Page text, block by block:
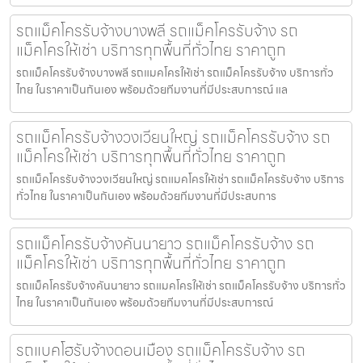
รถแม็คโครรับจ้างบางพลี รถแม็คโครรับจ้าง รถ
แม็คโครให้เช่า บริการทุกพื้นที่ทั่วไทย ราคาถูก
รถแม็คโครรับจ้างบางพลี รถแมคโครให้เช่า รถแม็คโครรับจ้าง บริการทั่ว
ไทย ในราคาเป็นกันเอง พร้อมด้วยทีมงานที่มีประสบการณ์ แล
รถแม็คโครรับจ้างวงเวียนใหญ่ รถแม็คโครรับจ้าง รถ
แม็คโครให้เช่า บริการทุกพื้นที่ทั่วไทย ราคาถูก
รถแม็คโครรับจ้างวงเวียนใหญ่ รถแมคโครให้เช่า รถแม็คโครรับจ้าง บริการ
ทั่วไทย ในราคาเป็นกันเอง พร้อมด้วยทีมงานที่มีประสบการ
รถแม็คโครรับจ้างคันนายาว รถแม็คโครรับจ้าง รถ
แม็คโครให้เช่า บริการทุกพื้นที่ทั่วไทย ราคาถูก
รถแม็คโครรับจ้างคันนายาว รถแมคโครให้เช่า รถแม็คโครรับจ้าง บริการทั่ว
ไทย ในราคาเป็นกันเอง พร้อมด้วยทีมงานที่มีประสบการณ์
รถแบคโฮรับจ้างดอนเมือง รถแม็คโครรับจ้าง รถ